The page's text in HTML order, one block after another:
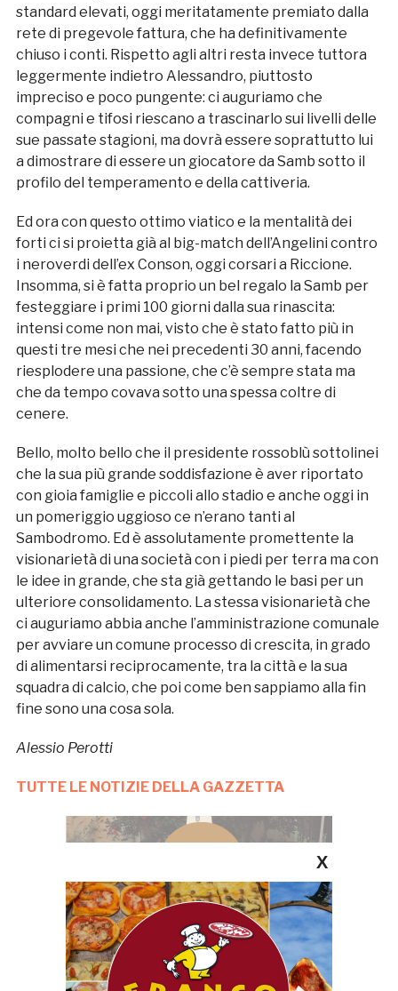
standard elevati, oggi meritatamente premiato dalla
rete di pregevole fattura, che ha definitivamente
chiuso i conti. Rispetto agli altri resta invece tuttora
leggermente indietro Alessandro, piuttosto
impreciso e poco pungente: ci auguriamo che
compagni e tifosi riescano a trascinarlo sui livelli delle
sue passate stagioni, ma dovrà essere soprattutto lui
a dimostrare di essere un giocatore da Samb sotto il
profilo del temperamento e della cattiveria.
Ed ora con questo ottimo viatico e la mentalità dei
forti ci si proietta già al big-match dell’Angelini contro
i neroverdi dell’ex Conson, oggi corsari a Riccione.
Insomma, si è fatta proprio un bel regalo la Samb per
festeggiare i primi 100 giorni dalla sua rinascita:
intensi come non mai, visto che è stato fatto più in
questi tre mesi che nei precedenti 30 anni, facendo
riesplodere una passione, che c’è sempre stata ma
che da tempo covava sotto una spessa coltre di
cenere.
Bello, molto bello che il presidente rossoblù sottolinei
che la sua più grande soddisfazione è aver riportato
con gioia famiglie e piccoli allo stadio e anche oggi in
un pomeriggio uggioso ce n’erano tanti al
Sambodromo. Ed è assolutamente promettente la
visionarietà di una società con i piedi per terra ma con
le idee in grande, che sta già gettando le basi per un
ulteriore consolidamento. La stessa visionarietà che
ci auguriamo abbia anche l’amministrazione comunale
per avviare un comune processo di crescita, in grado
di alimentarsi reciprocamente, tra la città e la sua
squadra di calcio, che poi come ben sappiamo alla fin
fine sono una cosa sola.
Alessio Perotti
TUTTE LE NOTIZIE DELLA GAZZETTA
X